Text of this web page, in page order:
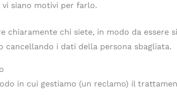
vi siano motivi per farlo.
chiaramente chi siete, in modo da essere
cancellando i dati della persona sbagliata.
in cui gestiamo (un reclamo) il